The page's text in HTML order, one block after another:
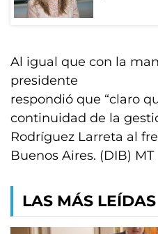
Al igual que con la
presidente
respondió que “claro
continuidad de la
Rodríguez Larreta al
Buenos Aires. (DIB) MT
LAS MÁS LEÍDAS